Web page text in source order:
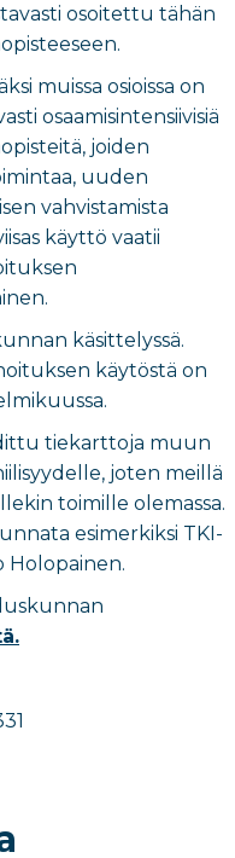
osoitettu tähän
muissa osioissa on
osaamisintensiivisiä
joiden
uuden
vahvistamista
käyttö vaatii
käsittelyssä.
käytöstä on
tiekarttoja muun
joten meillä
toimille olemassa.
esimerkiksi TKI-
Holopainen.